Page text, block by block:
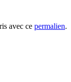
avec ce permalien.